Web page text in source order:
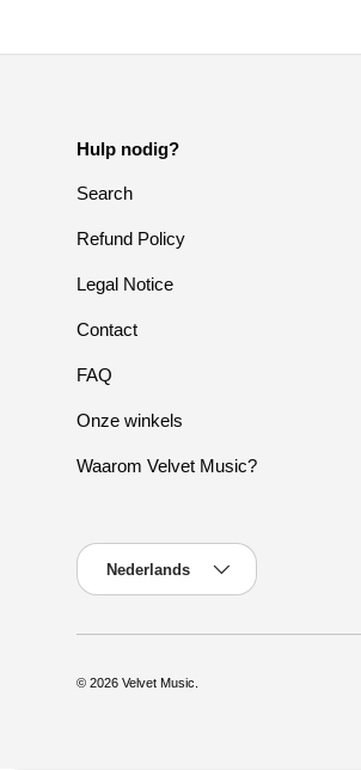
Hulp nodig?
Search
Refund Policy
Legal Notice
Contact
FAQ
Onze winkels
Waarom Velvet Music?
Taal
Nederlands
© 2026 Velvet Music